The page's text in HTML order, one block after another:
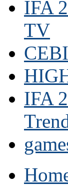
IFA
TV
IFA